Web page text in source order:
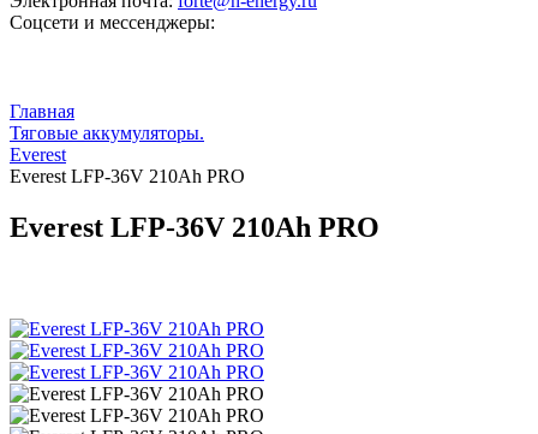
Соцсети и мессенджеры:
Главная
Тяговые аккумуляторы.
Everest
Everest LFP-36V 210Аh PRO
Everest LFP-36V 210Аh PRO